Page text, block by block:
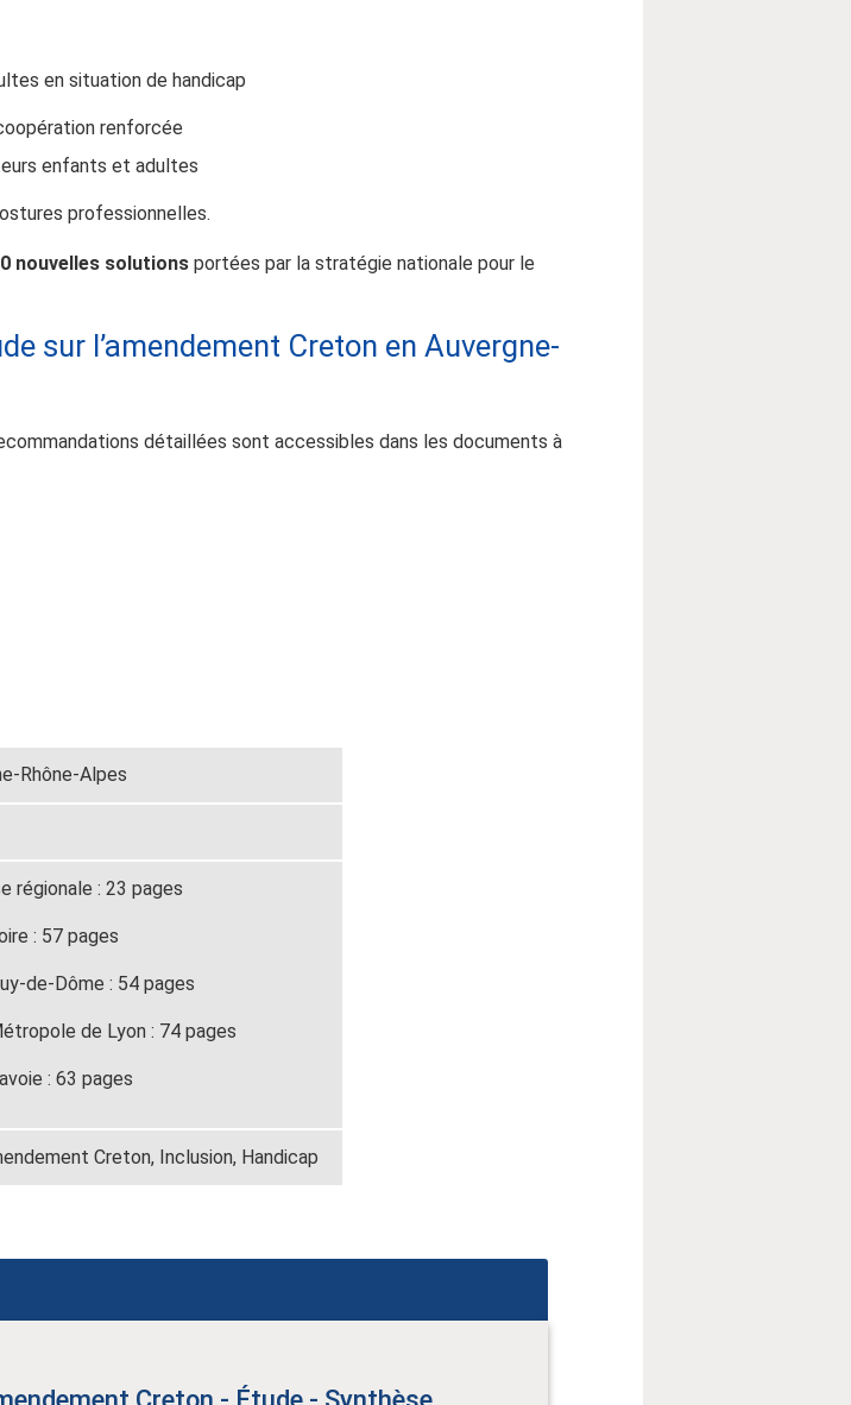
en situation de handicap
renforcée
enfants et adultes
professionnelles.
nouvelles solutions portées par la stratégie nationale pour le
sur l’amendement Creton en Auvergne-
détaillées sont accessibles dans les documents à
Rhône-Alpes
régionale : 23 pages
: 57 pages
de-Dôme : 54 pages
de Lyon : 74 pages
: 63 pages
Creton, Inclusion, Handicap